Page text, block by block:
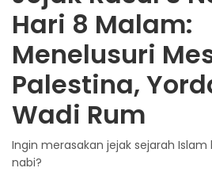
Hari 8 Malam:
Menelusuri
Palestina,
Wadi Rum
Ingin merasakan jejak sejarah
nabi?